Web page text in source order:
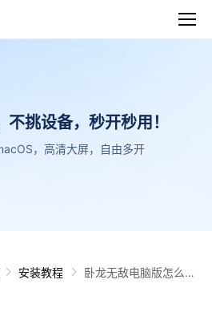
挑设备，秒开秒用！
，高清大屏，自由多开
安装教程
卧龙无敌电脑版怎么